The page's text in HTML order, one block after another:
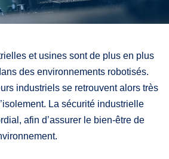
et usines sont de plus en plus
des environnements robotisés.
industriels se retrouvent alors très
La sécurité industrielle
afin d’assurer le bien-être de